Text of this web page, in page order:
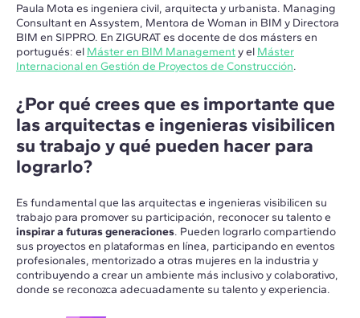
Paula Mota es ingeniera civil, arquitecta y urbanista. Managing
Consultant en Assystem, Mentora de Woman in BIM y Directora
BIM en SIPPRO. En ZIGURAT es docente de dos másters en
portugués: el Máster en BIM Managementy el Máster
Internacional en Gestión de Proyectos de Construcción.
¿Por qué crees que es importante que
las arquitectas e ingenieras visibilicen
su trabajo y qué pueden hacer para
lograrlo?
Es fundamental que las arquitectas e ingenieras visibilicen su
trabajo para promover su participación, reconocer su talento e
inspirar a futuras generaciones. Pueden lograrlo compartiendo
sus proyectos en plataformas en línea, participando en eventos
profesionales, mentorizado a otras mujeres en la industria y
contribuyendo a crear un ambiente más inclusivo y colaborativo,
donde se reconozca adecuadamente su talento y experiencia.